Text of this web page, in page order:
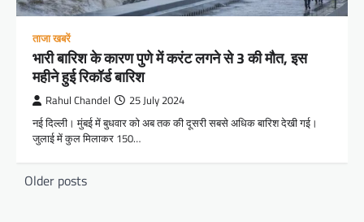
ताजा खबरें
भारी बारिश के कारण पुणे में करंट लगने से 3 की मौत, इस
महीने हुई रिकॉर्ड बारिश
Rahul Chandel 25 July 2024
नई दिल्ली। मुंबई में बुधवार को अब तक की दूसरी सबसे अधिक बारिश देखी गई।
जुलाई में कुल मिलाकर 150…
Posts
Older posts